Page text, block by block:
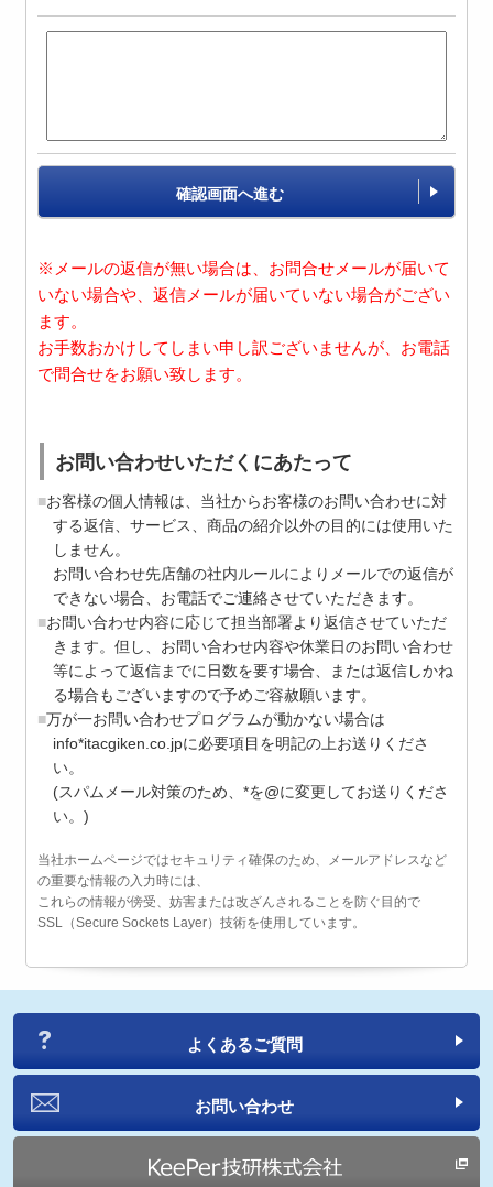
確認画面へ進む
※メールの返信が無い場合は、お問合せメールが届いて
いない場合や、返信メールが届いていない場合がござい
ます。
お手数おかけしてしまい申し訳ございませんが、お電話
で問合せをお願い致します。
お問い合わせいただくにあたって
お客様の個人情報は、当社からお客様のお問い合わせに対
する返信、サービス、商品の紹介以外の目的には使用いた
しません。
お問い合わせ先店舗の社内ルールによりメールでの返信が
できない場合、お電話でご連絡させていただきます。
お問い合わせ内容に応じて担当部署より返信させていただ
きます。但し、お問い合わせ内容や休業日のお問い合わせ
等によって返信までに日数を要す場合、または返信しかね
る場合もございますので予めご容赦願います。
万が一お問い合わせプログラムが動かない場合は
info*itacgiken.co.jpに必要項目を明記の上お送りくださ
い。
(スパムメール対策のため、*を@に変更してお送りくださ
い。)
当社ホームページではセキュリティ確保のため、メールアドレスなど
の重要な情報の入力時には、
これらの情報が傍受、妨害または改ざんされることを防ぐ目的で
SSL（Secure Sockets Layer）技術を使用しています。
よくあるご質問
お問い合わせ